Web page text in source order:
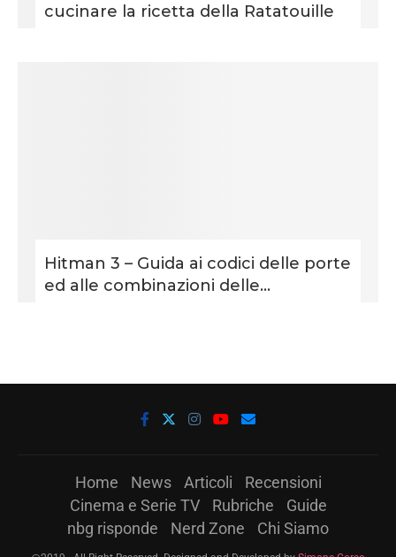
cucinare la ricetta della Ratatouille
Hitman 3 – Guida ai codici delle porte
ed alle combinazioni delle...
Home News Articoli
Recensioni
Cinema e Serie TV
Rubriche
Guide
nbg risponde
Nerd Zone Chi Siamo